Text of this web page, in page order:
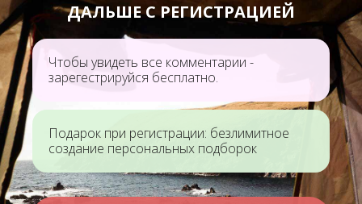
ДАЛЬШЕ С РЕГИСТРАЦИЕЙ
Чтобы увидеть все комментарии -
зарегестрируйся бесплатно.
Подарок при регистрации: безлимитное
создание персональных подборок